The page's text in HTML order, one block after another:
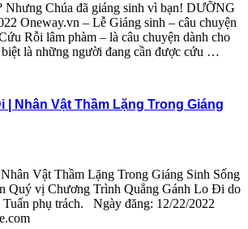
Nhưng Chúa đã giáng sinh vì bạn! DƯỠNG
Oneway.vn – Lễ Giáng sinh – câu chuyện
Rỗi lâm phàm – là câu chuyện dành cho
là những người đang cần được cứu …
| Nhân Vật Thầm Lặng Trong Giáng
Vật Thầm Lặng Trong Giáng Sinh Sống
Quý vị Chương Trình Quẳng Gánh Lo Đi do
phụ trách. Ngày đăng: 12/22/2022